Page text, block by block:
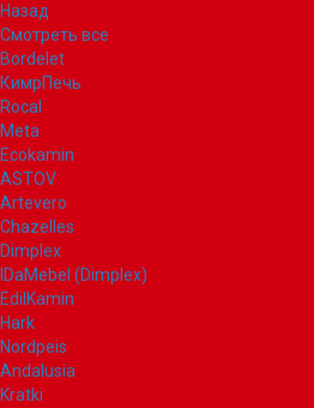
Назад
Смотреть все
Bordelet
КимрПечь
Rocal
Meta
Ecokamin
ASTOV
Artevero
Chazelles
Dimplex
IDaMebel (Dimplex)
EdilKamin
Hark
Nordpeis
Andalusia
Kratki